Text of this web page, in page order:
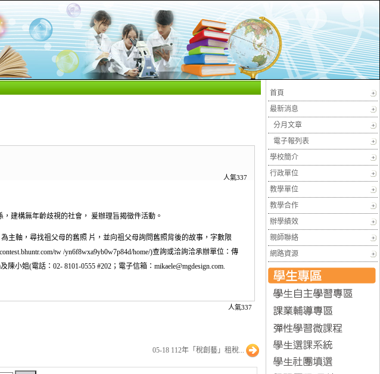
人氣337
建構無年齡歧視的社會， 爰辦理旨揭徵件活動。
主軸，尋找祖父母的舊照 片，並向祖父母詢問舊照背後的故事，字數限
tw /yn6f8wxa9yb0w7p84d/home/)查詢或洽詢洽承辦單位：傳
小姐(電話：02- 8101-0555 #202；電子信箱：mikaele@mgdesign.com.
人氣337
05-18 112年「稅創藝」租稅...
首頁
最新消息
分月文章
電子報列表
學校簡介
行政單位
教學單位
教學合作
辦學績效
親師聯絡
網路資源